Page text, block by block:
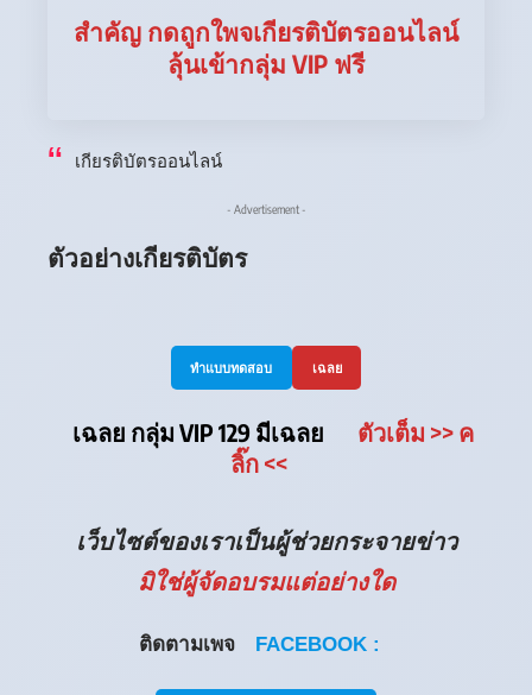
สำคัญ กดถูกใพจเกียรติบัตรออนไลน์
ลุ้นเข้ากลุ่ม VIP ฟรี
เกียรติบัตรออนไลน์
- Advertisement -
ตัวอย่างเกียรติบัตร
ทำแบบทดสอบ เฉลย
เฉลย กลุ่ม VIP 129 มีเฉลย ตัวเต็ม >> ค
ลิ๊ก <<
เว็บไซต์ของเราเป็นผู้ช่วยกระจายข่าว
มิใช่ผู้จัดอบรมแต่อย่างใด
ติดตามเพจ FACEBOOK :